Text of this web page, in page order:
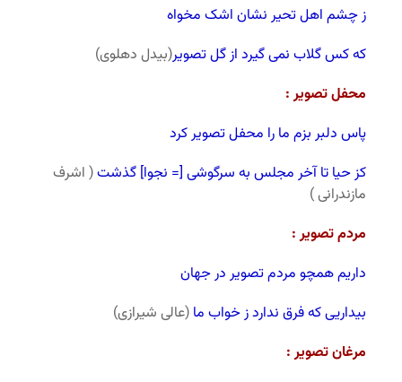
ز چشم اهل تحیر نشان اشک مخواه
که کس گلاب نمی گیرد از گل تصویر(بیدل دهلوی)
محفل تصویر :
پاس دلبر بزم ما را محفل تصویر کرد
کز حیا تا آخر مجلس به سرگوشی [= نجوا] گذشت( اشرف
مازندرانی )
مردم تصویر :
داریم همچو مردم تصویر در جهان
بیداریی که فرق ندارد ز خواب ما (عالی شیرازی)
مرغان تصویر :